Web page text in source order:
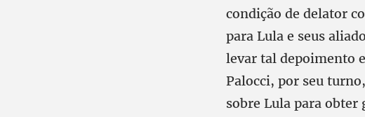
condição de delator
para Lula e seus
levar tal depoimento
Palocci, por seu
sobre Lula para obter